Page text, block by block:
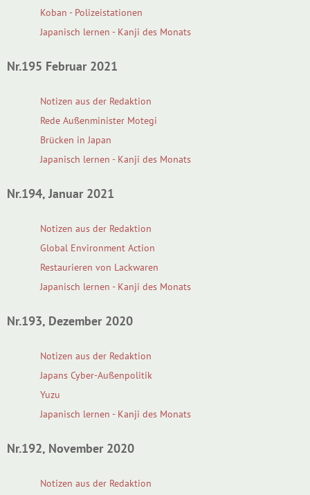
Koban - Polizeistationen
Japanisch lernen - Kanji des Monats
Nr.195 Februar 2021
Notizen aus der Redaktion
Rede Außenminister Motegi
Brücken in Japan
Japanisch lernen - Kanji des Monats
Nr.194, Januar 2021
Notizen aus der Redaktion
Global Environment Action
Restaurieren von Lackwaren
Japanisch lernen - Kanji des Monats
Nr.193, Dezember 2020
Notizen aus der Redaktion
Japans Cyber-Außenpolitik
Yuzu
Japanisch lernen - Kanji des Monats
Nr.192, November 2020
Notizen aus der Redaktion